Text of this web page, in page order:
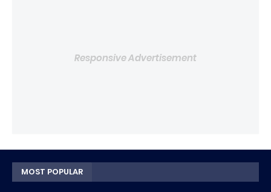
Responsive Advertisement
MOST POPULAR